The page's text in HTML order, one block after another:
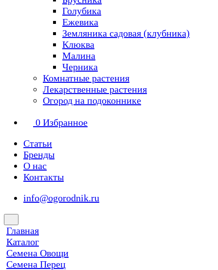
Голубика
Ежевика
Земляника садовая (клубника)
Клюква
Малина
Черника
Комнатные растения
Лекарственные растения
Огород на подоконнике
0 Избранное
Статьи
Бренды
О нас
Контакты
info@ogorodnik.ru
Главная
Каталог
Семена Овощи
Семена Перец